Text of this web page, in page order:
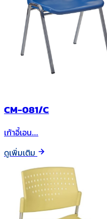
CM-081/C
เก้าอี้เอน…
ดูเพิ่มเติม